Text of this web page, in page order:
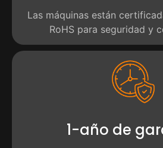
Las máquinas están
RoHS para seguridad y
1-año de